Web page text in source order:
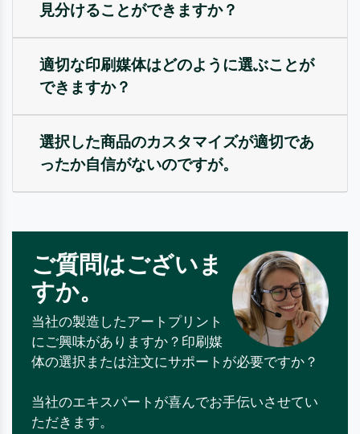
見分けることができますか？
適切な印刷媒体はどのように選ぶことが
できますか？
選択した商品のカスタマイズが適切であ
ったか自信がないのですが。
ご質問はございま
すか。
当社の製造したアートプリント
にご興味がありますか？印刷媒
体の選択または注文にサポートが必要ですか？
当社のエキスパートが喜んでお手伝いさせてい
ただきます。